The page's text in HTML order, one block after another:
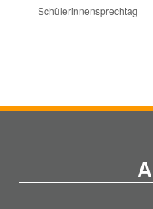
Schülerinnensprechtag